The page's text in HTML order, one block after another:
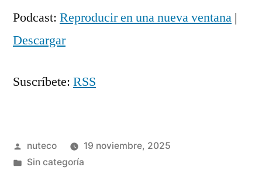
audio
Podcast: Reproducir en una nueva ventana |
Descargar
Suscríbete: RSS
Publicada
por
nuteco
19 noviembre, 2025
Publicada
Sin categoría